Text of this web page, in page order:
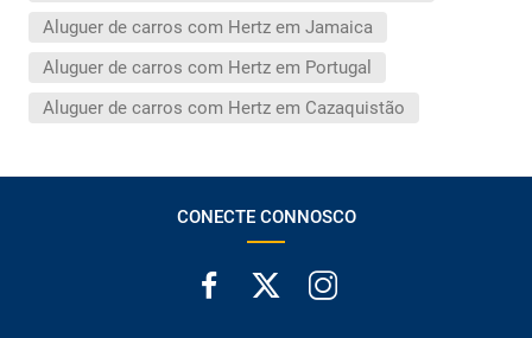
Aluguer de carros com Hertz em Jamaica
Aluguer de carros com Hertz em Portugal
Aluguer de carros com Hertz em Cazaquistão
CONECTE CONNOSCO